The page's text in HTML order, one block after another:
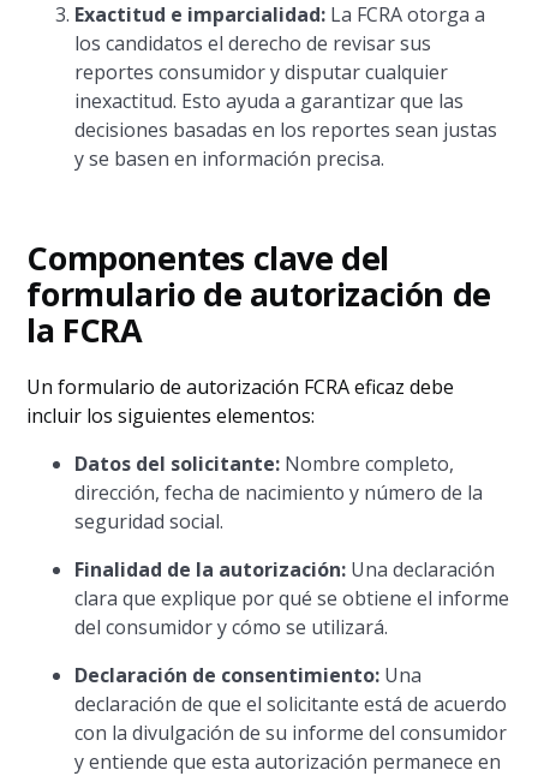
Exactitud e imparcialidad: La FCRA otorga a
los candidatos el derecho de revisar sus
reportes consumidor y disputar cualquier
inexactitud. Esto ayuda a garantizar que las
decisiones basadas en los reportes sean justas
y se basen en información precisa.
Componentes clave del
formulario de autorización de
la FCRA
Un formulario de autorización FCRA eficaz debe
incluir los siguientes elementos:
Datos del solicitante: Nombre completo,
dirección, fecha de nacimiento y número de la
seguridad social.
Finalidad de la autorización: Una declaración
clara que explique por qué se obtiene el informe
del consumidor y cómo se utilizará.
Declaración de consentimiento: Una
declaración de que el solicitante está de acuerdo
con la divulgación de su informe del consumidor
y entiende que esta autorización permanece en